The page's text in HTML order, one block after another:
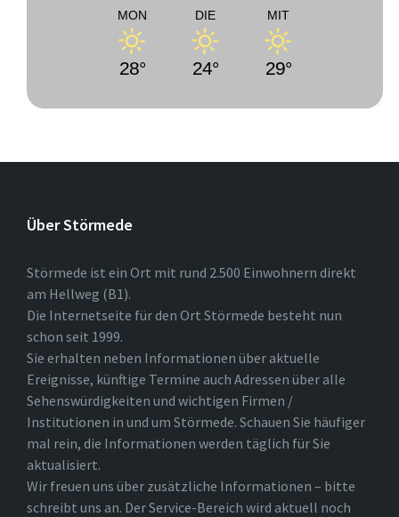
MON
28°
DIE
24°
MIT
29°
Über Störmede
Störmede ist ein Ort mit rund 2.500 Einwohnern direkt
am Hellweg (B1).
Die Internetseite für den Ort Störmede besteht nun
schon seit 1999.
Sie erhalten neben Informationen über aktuelle
Ereignisse, künftige Termine auch Adressen über alle
Sehenswürdigkeiten und wichtigen Firmen /
Institutionen in und um Störmede. Schauen Sie häufiger
mal rein, die Informationen werden täglich für Sie
aktualisiert.
Wir freuen uns über zusätzliche Informationen – bitte
schreibt uns an. Der Service-Bereich wird aktuell noch